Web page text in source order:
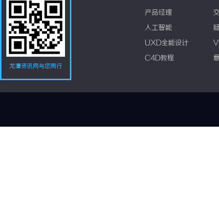
龙潭资讯网与您同行
产品经理
人工智能
UXD全能设计
C4D教程